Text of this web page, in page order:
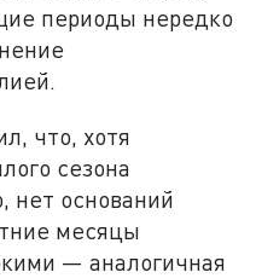
периоды нередко
что, хотя
сезона
нет оснований
месяцы
— аналогичная